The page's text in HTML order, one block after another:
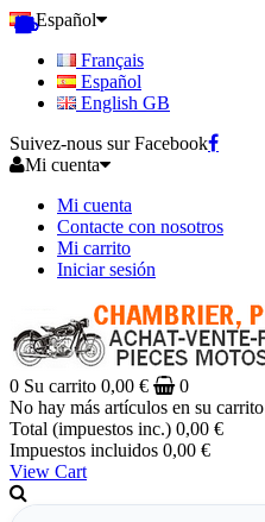
Español
Français
Español
English GB
Suivez-nous sur Facebook
Mi cuenta
Mi cuenta
Contacte con nosotros
Mi carrito
Iniciar sesión
0 Su carrito 0,00 €
0
No hay más artículos en su carrito
Total (impuestos inc.) 0,00 €
Impuestos incluidos 0,00 €
View Cart